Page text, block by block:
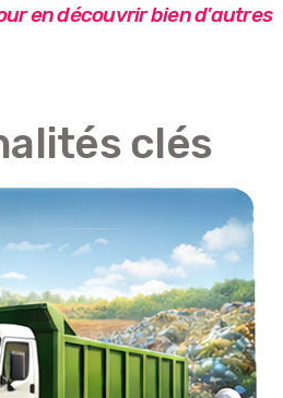
en découvrir bien d'autres
clés